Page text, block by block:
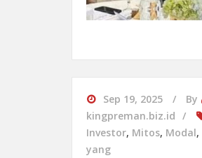
Sep 19, 2025 By
kingpreman.biz.id
Investor, Mitos, Modal,
yang